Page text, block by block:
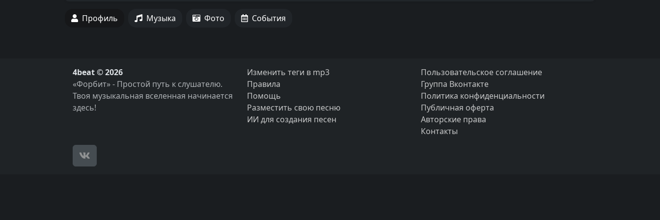
Профиль Музыка Фото События
4beat © 2026
«Форбит» - Простой путь к слушателю.
Твоя музыкальная вселенная начинается
здесь!
Изменить теги в mp3
Правила
Помощь
Разместить свою песню
ИИ для создания песен
Пользовательское соглашение
Группа Вконтакте
Политика конфиденциальности
Публичная оферта
Авторские права
Контакты